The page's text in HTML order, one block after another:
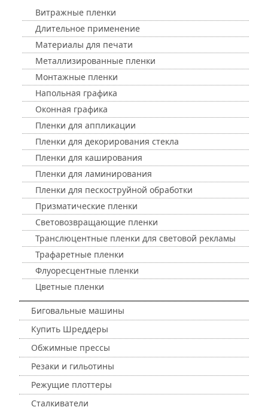
Витражные пленки
Длительное применение
Материалы для печати
Металлизированные пленки
Монтажные пленки
Напольная графика
Оконная графика
Пленки для аппликации
Пленки для декорирования стекла
Пленки для каширования
Пленки для ламинирования
Пленки для пескоструйной обработки
Призматические пленки
Световозвращающие пленки
Транслюцентные пленки для световой рекламы
Трафаретные пленки
Флуоресцентные пленки
Цветные пленки
Биговальные машины
Купить Шреддеры
Обжимные прессы
Резаки и гильотины
Режущие плоттеры
Сталкиватели